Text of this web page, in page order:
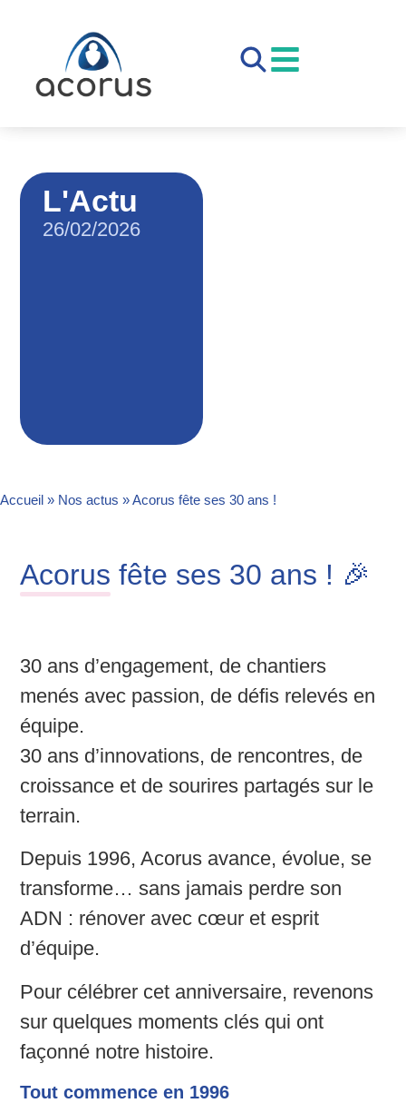
L'Actu
26/02/2026
Accueil » Nos actus »Acorus fête ses 30 ans !
Acorus fête ses 30 ans ! 🎉
30 ans d’engagement, de chantiers
menés avec passion, de défis relevés en
équipe.
30 ans d’innovations, de rencontres, de
croissance et de sourires partagés sur le
terrain.
Depuis 1996, Acorus avance, évolue, se
transforme… sans jamais perdre son
ADN : rénover avec cœur et esprit
d’équipe.
Pour célébrer cet anniversaire, revenons
sur quelques moments clés qui ont
façonné notre histoire.
Tout commence en 1996